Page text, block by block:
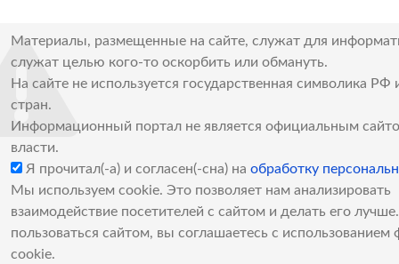
Материалы, размещенные на сайте, служат для
служат целью кого-то оскорбить или обмануть.
На сайте не используется государственная символика РФ
стран.
Информационный портал не является официальным
власти.
Я прочитал(-а) и согласен(-сна) на обработку
Мы используем cookie. Это позволяет нам анализировать
взаимодействие посетителей с сайтом и делать его
пользоваться сайтом, вы соглашаетесь с использованием
cookie.